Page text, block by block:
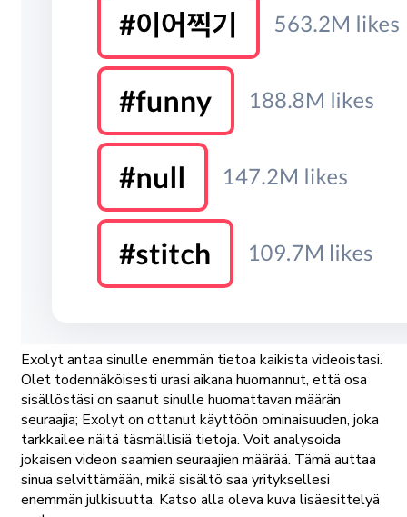
Exolyt antaa sinulle enemmän tietoa kaikista videoistasi.
Olet todennäköisesti urasi aikana huomannut, että osa
sisällöstäsi on saanut sinulle huomattavan määrän
seuraajia; Exolyt on ottanut käyttöön ominaisuuden, joka
tarkkailee näitä täsmällisiä tietoja. Voit analysoida
jokaisen videon saamien seuraajien määrää. Tämä auttaa
sinua selvittämään, mikä sisältö saa yrityksellesi
enemmän julkisuutta. Katso alla oleva kuva lisäesittelyä